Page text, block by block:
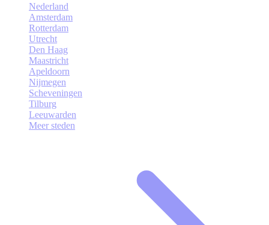
Nederland
Amsterdam
Rotterdam
Utrecht
Den Haag
Maastricht
Apeldoorn
Nijmegen
Scheveningen
Tilburg
Leeuwarden
Meer steden